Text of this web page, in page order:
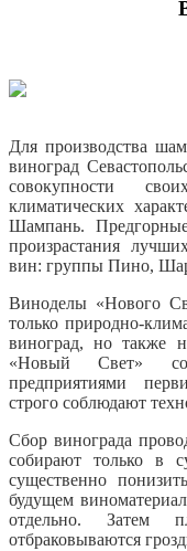
Для производства
виноград
совокупности
климатических
Шампань.
произрастания
вин: группы Пино,
Виноделы «Нового
только природно-
виноград, но также
«Новый Свет»
предприятиями
строго соблюдают
Сбор винограда
собирают только в
существенно
будущем
отдельно. Затем
отбраковываются